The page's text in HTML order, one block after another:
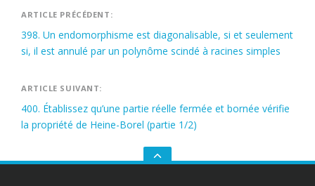
Navigation
de
ARTICLE PRÉCÉDENT:
398. Un endomorphisme est diagonalisable, si et seulement
si, il est annulé par un polynôme scindé à racines simples
ARTICLE SUIVANT:
400. Établissez qu’une partie réelle fermée et bornée vérifie
la propriété de Heine-Borel (partie 1/2)
GO